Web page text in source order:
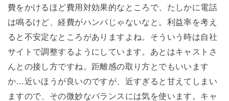
費をかけるほど費用対効果的なところで、たしかに電話
は鳴るけど、経費がハンパじゃないなと。利益率を考え
ると不安定なところがありますよね。そういう時は自社
サイトで調整するようにしています。あとはキャストさ
んとの接し方ですね。距離感の取り方とでもいいます
か…近いほうが良いのですが、近すぎると甘えてしまい
ますので、その微妙なバランスには気を使います。キャ